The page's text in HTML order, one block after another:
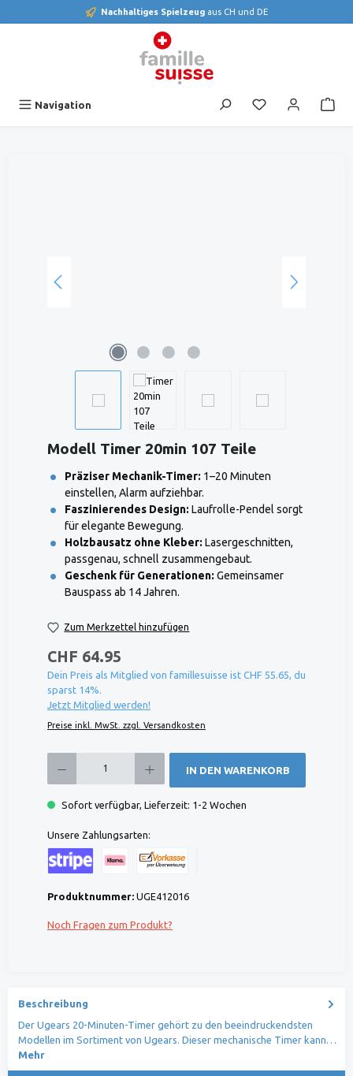
Nachhaltiges Spielzeug aus CH und DE
Navigation Du hast 0
Modell Timer 20min 107 Teile
Präziser Mechanik-Timer: 1–20 Minuten
einstellen, Alarm aufziehbar.
Faszinierendes Design: Laufrolle-Pendel sorgt
für elegante Bewegung.
Holzbausatz ohne Kleber: Lasergeschnitten,
passgenau, schnell zusammengebaut.
Geschenk für Generationen: Gemeinsamer
Bauspass ab 14 Jahren.
Zum Merkzettel hinzufügen
CHF 64.95
Dein Preis als Mitglied von famillesuisse ist CHF 55.65, du
sparst 14%.
Jetzt Mitglied werden!
Preise inkl. MwSt. zzgl. Versandkosten
IN DEN WARENKORB
Sofort verfügbar, Lieferzeit: 1-2 Wochen
Unsere Zahlungsarten:
Produktnummer: UGE412016
Noch Fragen zum Produkt?
Beschreibung
Der Ugears 20-Minuten-Timer gehört zu den beeindruckendsten
Modellen im Sortiment von Ugears. Dieser mechanische Timer kann…
Mehr